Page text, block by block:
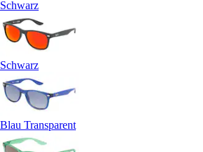
Schwarz
Schwarz
Blau Transparent